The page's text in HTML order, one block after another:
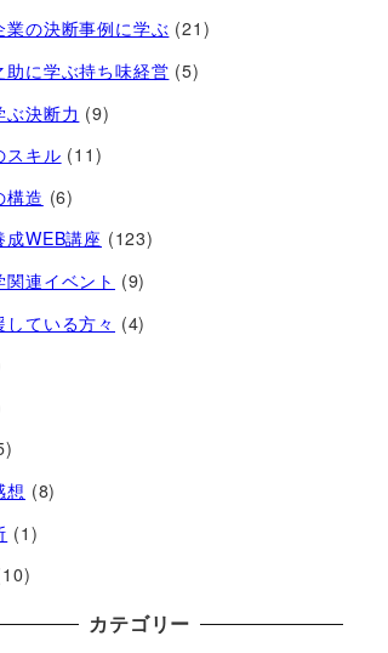
業の決断事例に学ぶ (21)
助に学ぶ持ち味経営 (5)
ぶ決断力 (9)
スキル (11)
構造 (6)
成WEB講座 (123)
関連イベント (9)
している方々 (4)
想 (8)
(1)
カテゴリー